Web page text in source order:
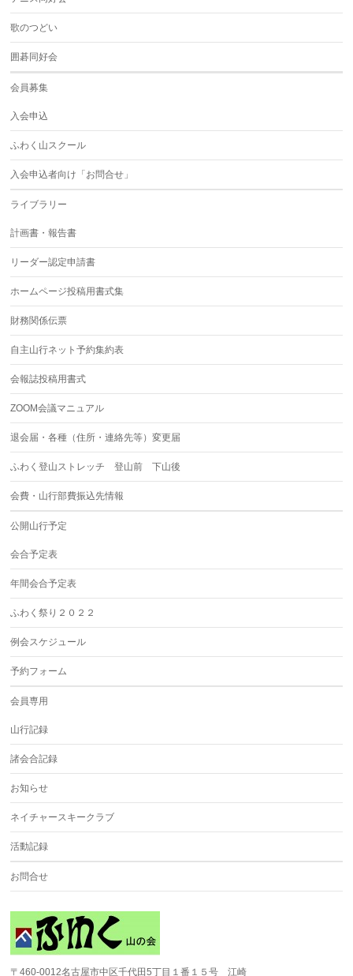
歌のつどい
囲碁同好会
会員募集
入会申込
ふわく山スクール
入会申込者向け「お問合せ」
ライブラリー
計画書・報告書
リーダー認定申請書
ホームページ投稿用書式集
財務関係伝票
自主山行ネット予約集約表
会報誌投稿用書式
ZOOM会議マニュアル
退会届・各種（住所・連絡先等）変更届
ふわく登山ストレッチ 登山前 下山後
会費・山行部費振込先情報
公開山行予定
会合予定表
年間会合予定表
ふわく祭り２０２２
例会スケジュール
予約フォーム
会員専用
山行記録
諸会合記録
お知らせ
ネイチャースキークラブ
活動記録
お問合せ
〒460-0012名古屋市中区千代田5丁目１番１５号 江崎